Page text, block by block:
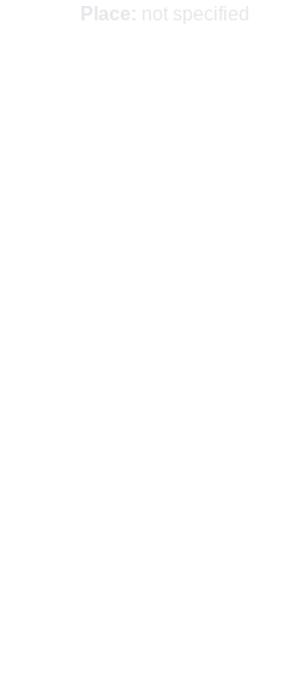
Place: not specified